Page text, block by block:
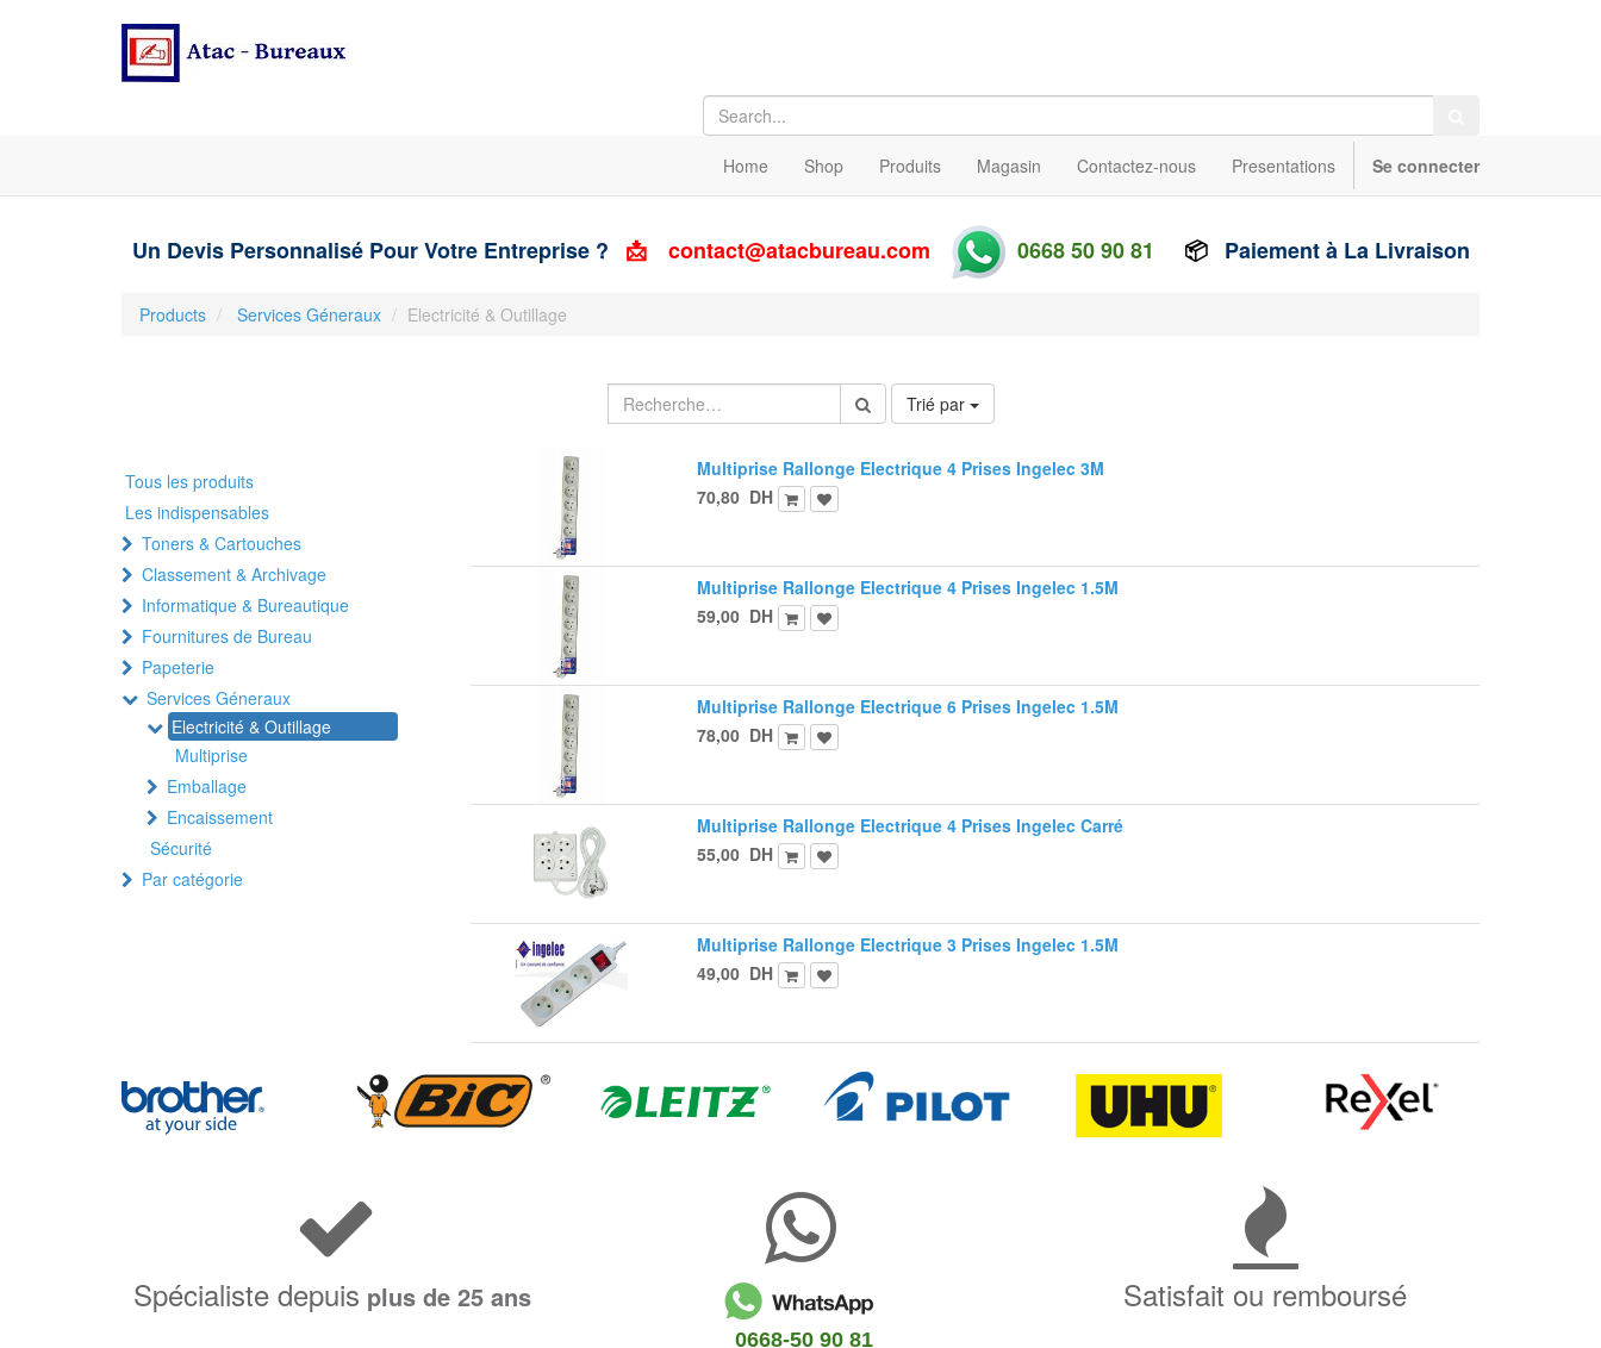
Home Shop Produits Magasin Contactez-nous Presentations Se connecter
Un Devis Personnalisé Pour Votre Entreprise ? 📩 contact@atacbureau.com 0668 50 90 81 📦 Paiement à La Livraison
Products Services Géneraux Electricité & Outillage
Trié par
Tous les produits
Les indispensables
Toners & Cartouches
Classement & Archivage
Informatique & Bureautique
Fournitures de Bureau
Papeterie
Services Géneraux
Electricité & Outillage
Multiprise
Emballage
Encaissement
Sécurité
Par catégorie
Multiprise Rallonge Electrique 4 Prises Ingelec 3M
70,80DH
Multiprise Rallonge Electrique 4 Prises Ingelec 1.5M
59,00DH
Multiprise Rallonge Electrique 6 Prises Ingelec 1.5M
78,00DH
Multiprise Rallonge Electrique 4 Prises Ingelec Carré
55,00DH
Multiprise Rallonge Electrique 3 Prises Ingelec 1.5M
49,00DH
Spécialiste depuis plus de 25 ans
0668-50 90 81
Satisfait ou remboursé